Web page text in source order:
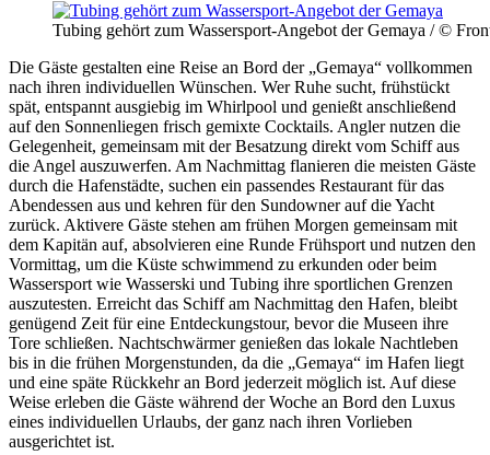
Tubing gehört zum Wassersport-Angebot der Gemaya / ©
Die Gäste gestalten eine Reise an Bord der „Gemaya“ vollkommen
nach ihren individuellen Wünschen. Wer Ruhe sucht, frühstückt
spät, entspannt ausgiebig im Whirlpool und genießt anschließend
auf den Sonnenliegen frisch gemixte Cocktails. Angler nutzen die
Gelegenheit, gemeinsam mit der Besatzung direkt vom Schiff aus
die Angel auszuwerfen. Am Nachmittag flanieren die meisten Gäste
durch die Hafenstädte, suchen ein passendes Restaurant für das
Abendessen aus und kehren für den Sundowner auf die Yacht
zurück. Aktivere Gäste stehen am frühen Morgen gemeinsam mit
dem Kapitän auf, absolvieren eine Runde Frühsport und nutzen den
Vormittag, um die Küste schwimmend zu erkunden oder beim
Wassersport wie Wasserski und Tubing ihre sportlichen Grenzen
auszutesten. Erreicht das Schiff am Nachmittag den Hafen, bleibt
genügend Zeit für eine Entdeckungstour, bevor die Museen ihre
Tore schließen. Nachtschwärmer genießen das lokale Nachtleben
bis in die frühen Morgenstunden, da die „Gemaya“ im Hafen liegt
und eine späte Rückkehr an Bord jederzeit möglich ist. Auf diese
Weise erleben die Gäste während der Woche an Bord den Luxus
eines individuellen Urlaubs, der ganz nach ihren Vorlieben
ausgerichtet ist.